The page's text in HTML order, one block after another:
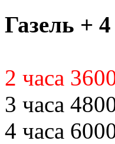
Газель +
2 часа
3 часа
4 часа